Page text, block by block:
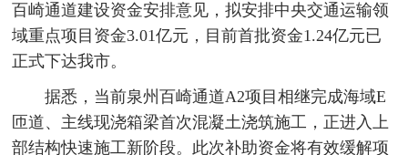
百崎通道建设资金安排意见，拟安排中央交通运输领
域重点项目资金3.01亿元，目前首批资金1.24亿元已
正式下达我市。
据悉，当前泉州百崎通道A2项目相继完成海域E
匝道、主线现浇箱梁首次混凝土浇筑施工，正进入上
部结构快速施工新阶段。此次补助资金将有效缓解项